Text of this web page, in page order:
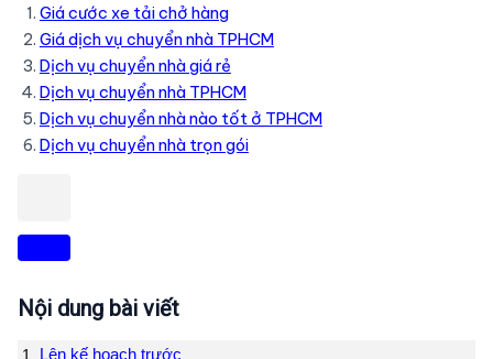
Giá cước xe tải chở hàng
Giá dịch vụ chuyển nhà TPHCM
Dịch vụ chuyển nhà giá rẻ
Dịch vụ chuyển nhà TPHCM
Dịch vụ chuyển nhà nào tốt ở TPHCM
Dịch vụ chuyển nhà trọn gói
Nội dung bài viết
Lên kế hoạch trước